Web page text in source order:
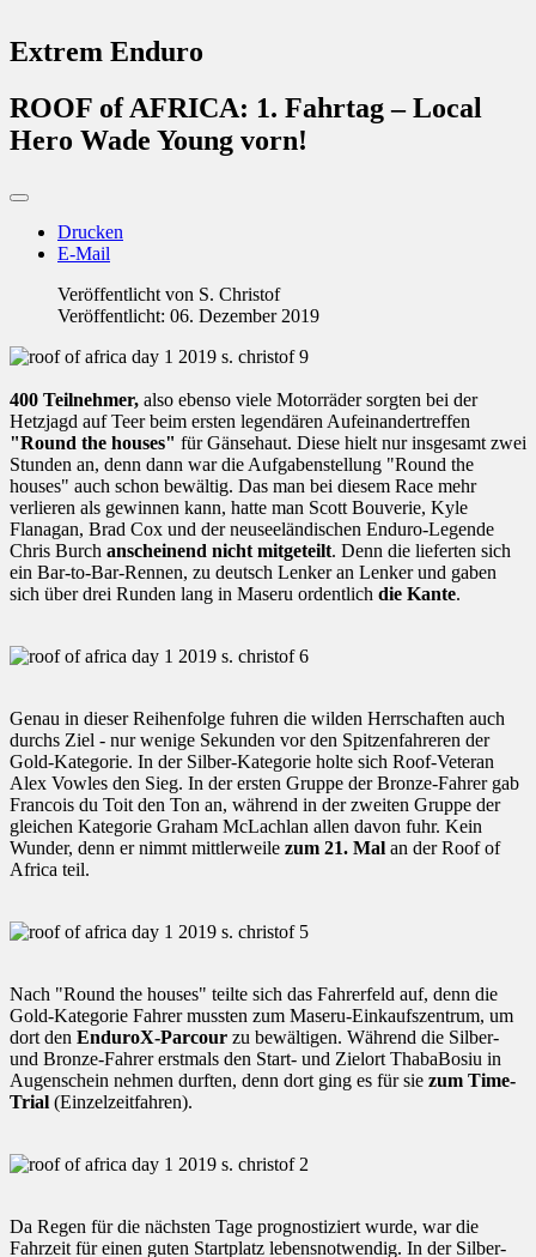
Extrem Enduro
ROOF of AFRICA: 1. Fahrtag – Local
Hero Wade Young vorn!
Drucken
E-Mail
Veröffentlicht von S. Christof
Veröffentlicht: 06. Dezember 2019
400 Teilnehmer, also ebenso viele Motorräder sorgten bei der
Hetzjagd auf Teer beim ersten legendären Aufeinandertreffen
"Round the houses" für Gänsehaut. Diese hielt nur insgesamt zwei
Stunden an, denn dann war die Aufgabenstellung "Round the
houses" auch schon bewältig. Das man bei diesem Race mehr
verlieren als gewinnen kann, hatte man Scott Bouverie, Kyle
Flanagan, Brad Cox und der neuseeländischen Enduro-Legende
Chris Burch anscheinend nicht mitgeteilt. Denn die lieferten sich
ein Bar-to-Bar-Rennen, zu deutsch Lenker an Lenker und gaben
sich über drei Runden lang in Maseru ordentlich die Kante.
Genau in dieser Reihenfolge fuhren die wilden Herrschaften auch
durchs Ziel - nur wenige Sekunden vor den Spitzenfahreren der
Gold-Kategorie. In der Silber-Kategorie holte sich Roof-Veteran
Alex Vowles den Sieg. In der ersten Gruppe der Bronze-Fahrer gab
Francois du Toit den Ton an, während in der zweiten Gruppe der
gleichen Kategorie Graham McLachlan allen davon fuhr. Kein
Wunder, denn er nimmt mittlerweile zum 21. Mal an der Roof of
Africa teil.
Nach "Round the houses" teilte sich das Fahrerfeld auf, denn die
Gold-Kategorie Fahrer mussten zum Maseru-Einkaufszentrum, um
dort den EnduroX-Parcour zu bewältigen. Während die Silber-
und Bronze-Fahrer erstmals den Start- und Zielort ThabaBosiu in
Augenschein nehmen durften, denn dort ging es für sie zum Time-
Trial (Einzelzeitfahren).
Da Regen für die nächsten Tage prognostiziert wurde, war die
Fahrzeit für einen guten Startplatz lebensnotwendig. In der Silber-